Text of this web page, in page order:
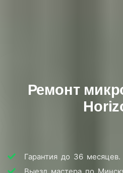
Ремонт
Гарантия до 36 месяцев.